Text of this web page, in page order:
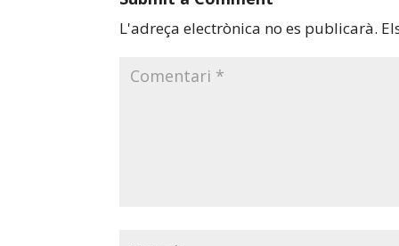
L'adreça electrònica no es publicarà.